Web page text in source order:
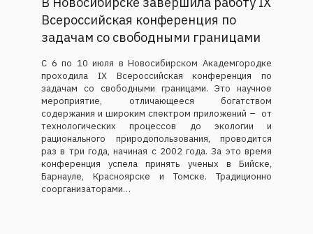
Всероссийская конференция по
задачам со свободными границами
С 6 по 10 июля в Новосибирском Академгородке
проходила IX Всероссийская конференция по
задачам со свободными границами. Это научное
мероприятие, отличающееся богатством
содержания и широким спектром приложений – от
технологических процессов до экологии и
рационального природопользования, проводится
раз в три года, начиная с 2002 года. За это время
конференция успела принять ученых в Бийске,
Барнауле, Красноярске и Томске. Традиционно
соорганизаторами…